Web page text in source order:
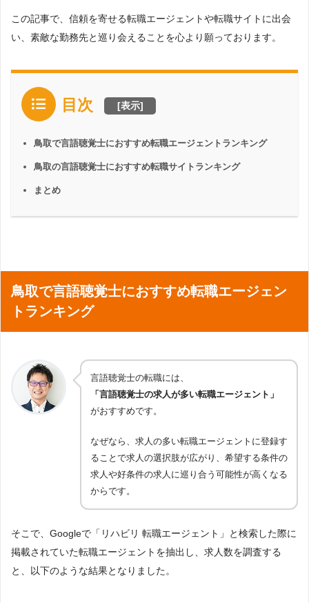
この記事で、信頼を寄せる転職エージェントや転職サイトに出会
い、素敵な勤務先と巡り会えることを心より願っております。
目次 [表示]
鳥取で言語聴覚士におすすめ転職エージェントランキング
鳥取の言語聴覚士におすすめ転職サイトランキング
まとめ
鳥取で言語聴覚士におすすめ転職エージェン
トランキング
言語聴覚士の転職には、
「言語聴覚士の求人が多い転職エージェント」
がおすすめです。
なぜなら、求人の多い転職エージェントに登録す
ることで求人の選択肢が広がり、希望する条件の
求人や好条件の求人に巡り合う可能性が高くなる
からです。
そこで、Googleで「リハビリ 転職エージェント」と検索した際に
掲載されていた転職エージェントを抽出し、求人数を調査する
と、以下のような結果となりました。